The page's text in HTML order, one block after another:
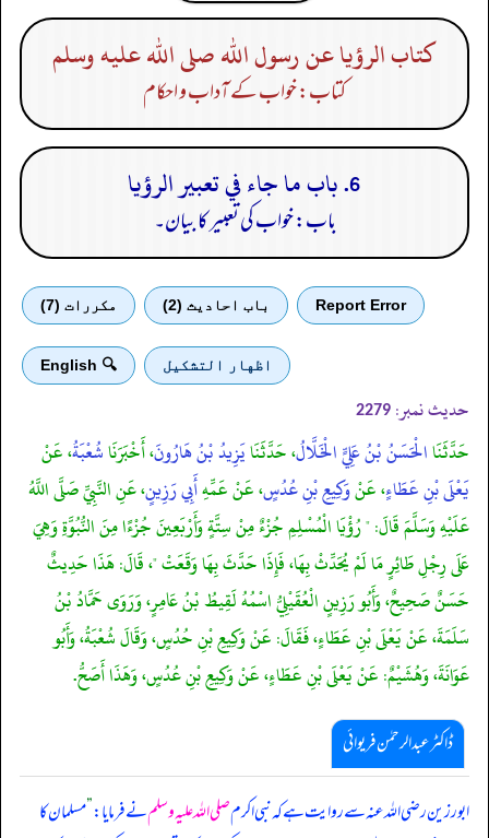
كتاب الرؤيا عن رسول الله صلى الله عليه وسلم
کتاب: خواب کے آداب و احکام
6. باب ما جاء في تعبير الرؤيا
باب: خواب کی تعبیر کا بیان۔
Report Error باب احادیث (2) مكررات (7)
اظهار التشكيل 🔍 English
حدیث نمبر: 2279
حَدَّثَنَاالْحَسَنُ بْنُ عَلِيٍّ الْخَلَّالُ، حَدَّثَنَايَزِيدُ بْنُ هَارُونَ، أَخْبَرَنَاشُعْبَةُ، عَنْ
يَعْلَى بْنِ عَطَاءٍ، عَنْوَكِيعِ بْنِ عُدُسٍ، عَنْ عَمِّهِأَبِي رَزِينٍ، عَنِ النَّبِيِّ صَلَّى اللَّهُ
عَلَيْهِ وَسَلَّمَ قَالَ: " رُؤْيَا الْمُسْلِمِ جُزْءٌ مِنْ سِتَّةٍ وَأَرْبَعِينَ جُزْءًا مِنَ النُّبُوَّةِ وَهِيَ
عَلَى رِجْلِ طَائِرٍ مَا لَمْ يُحَدِّثْ بِهَا، فَإِذَا حَدَّثَ بِهَا وَقَعَتْ "، قَالَ: هَذَا حَدِيثٌ
حَسَنٌ صَحِيحٌ، وَأَبُو رَزِينٍ الْعُقَيْلِيُّ اسْمُهُ لَقِيطُ بْنُ عَامِرٍ، وَرَوَى حَمَّادُ بْنُ
سَلَمَةَ، عَنْ يَعْلَى بْنِ عَطَاءٍ، فَقَالَ: عَنْ وَكِيعِ بْنِ حُدُسٍ، وَقَالَ شُعْبَةُ، وَأَبُو
عَوَانَةَ، وَهُشَيْمٌ: عَنْ يَعْلَى بْنِ عَطَاءٍ، عَنْ وَكِيعِ بْنِ عُدُسٍ، وَهَذَا أَصَحُّ.
ڈاکٹر عبدالرحمٰن فریوائی
ابورزین رضی الله عنہ سے روایت ہے کہنبی اکرمصلی اللہ علیہ وسلمنے فرمایا:”مسلمان کا